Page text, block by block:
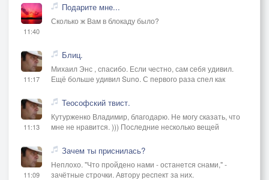
11:40
Подарите мне...
Сколько ж Вам в блокаду было?
11:17
Блиц.
Михаил Энс , спасибо. Если честно, сам себя удивил.
Ещё больше удивил Suno. С первого раза спел как
11:13
Теософский твист.
Кутурженко Владимир, благодарю. Не могу сказать, что
мне не нравится. ))) Последние несколько вещей
11:09
Зачем ты приснилась?
Неплохо. "Что пройдено нами - останется снами," -
зачётные строчки. Автору респект за них.